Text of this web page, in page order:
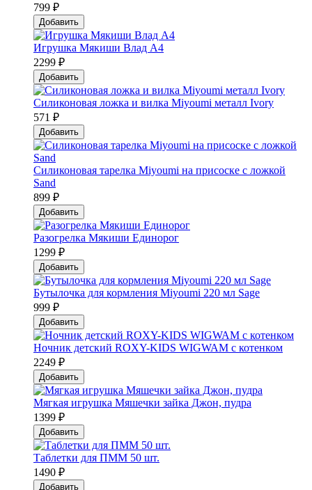
799 ₽
Добавить
Игрушка Мякиши Влад А4
2299 ₽
Добавить
Силиконовая ложка и вилка Мiyoumi металл Ivory
571 ₽
Добавить
Силиконовая тарелка Мiyoumi на присоске с ложкой
Sand
899 ₽
Добавить
Разогрелка Мякиши Единорог
1299 ₽
Добавить
Бутылочка для кормления Miyoumi 220 мл Sage
999 ₽
Добавить
Ночник детский ROXY-KIDS WIGWAM с котенком
2249 ₽
Добавить
Мягкая игрушка Мяшечки зайка Джон, пудра
1399 ₽
Добавить
Таблетки для ПММ 50 шт.
1490 ₽
Добавить